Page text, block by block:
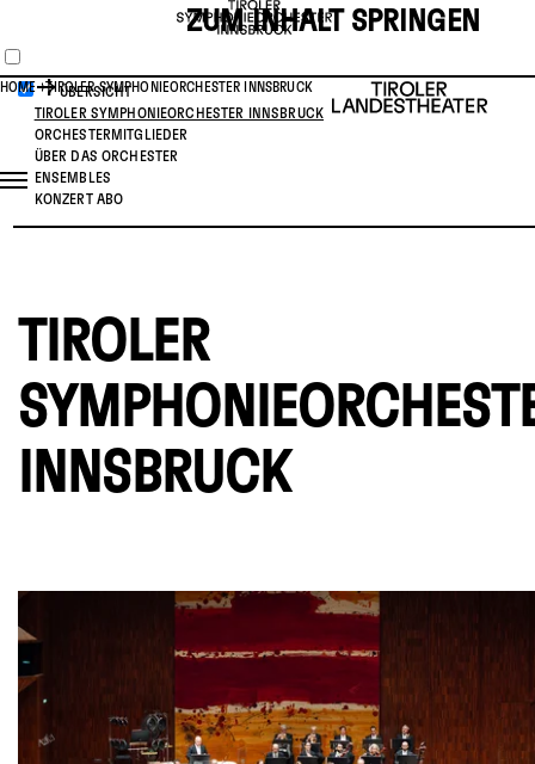
ZUM INHALT SPRINGEN
HOME TIROLER SYMPHONIEORCHESTER INNSBRUCK
TIROLER
INNSBRUCK
ÜBERSICHT
TIROLER SYMPHONIEORCHESTER INNSBRUCK
ORCHESTERMITGLIEDER
ÜBER DAS ORCHESTER
ENSEMBLES
KONZERT ABO